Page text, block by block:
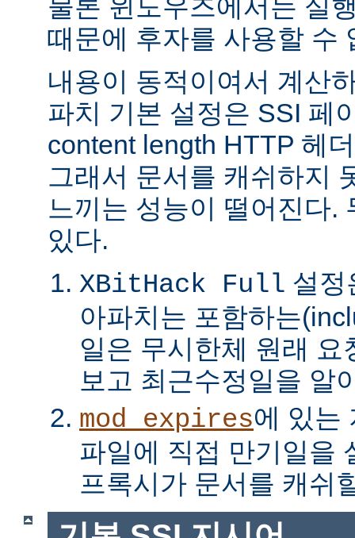
물론 윈도우즈에서는 실
때문에 후자를 사용할 수
내용이 동적이여서 계산
파치 기본 설정은 SSI 페
content length HTTP 헤
그래서 문서를 캐쉬하지
느끼는 성능이 떨어진다.
있다.
XBitHack Full 설정
아파치는 포함하는
일은 무시한체 원래
보고 최근수정일을 알
mod_expires에 있는
파일에 직접 만기일을
프록시가 문서를 캐쉬